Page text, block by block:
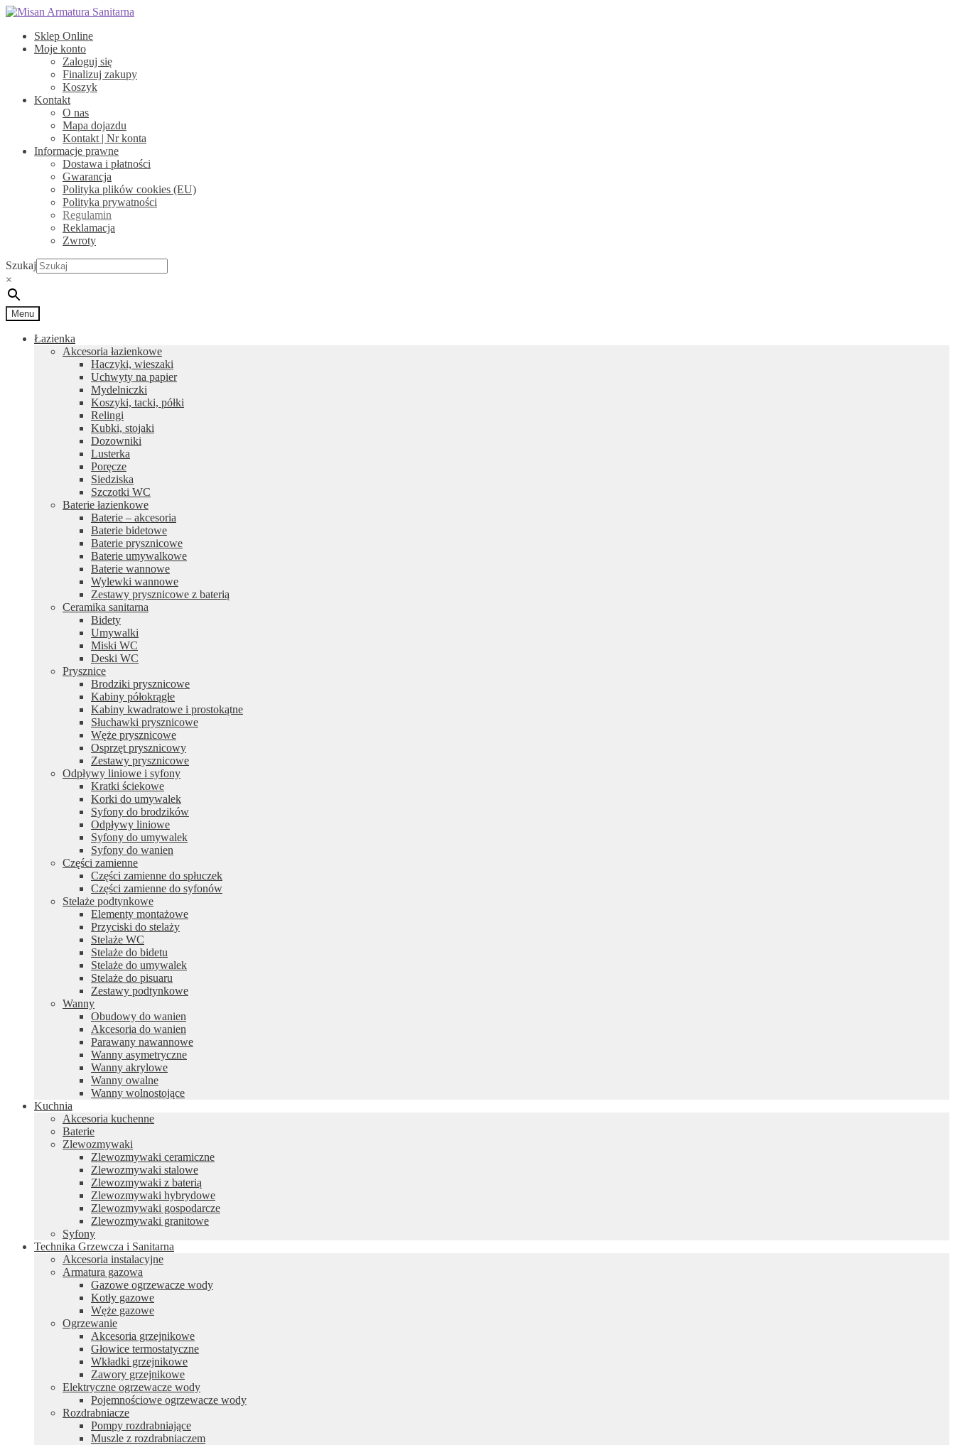
Przejdź
nawigacji
Przejdź
treści
Sklep Online
Moje konto
Zaloguj się
Finalizuj zakupy
Koszyk
Kontakt
O nas
Mapa dojazdu
Kontakt | Nr konta
Informacje prawne
Dostawa i płatności
Gwarancja
Polityka plików cookies (EU)
Polityka prywatności
Regulamin
Reklamacja
Zwroty
Szukaj
×
Menu
Łazienka
Akcesoria łazienkowe
Haczyki, wieszaki
Uchwyty na papier
Mydelniczki
Koszyki, tacki, półki
Relingi
Kubki, stojaki
Dozowniki
Lusterka
Poręcze
Siedziska
Szczotki WC
Baterie łazienkowe
Baterie – akcesoria
Baterie bidetowe
Baterie prysznicowe
Baterie umywalkowe
Baterie wannowe
Wylewki wannowe
Zestawy prysznicowe z baterią
Ceramika sanitarna
Bidety
Umywalki
Miski WC
Deski WC
Prysznice
Brodziki prysznicowe
Kabiny półokrągłe
Kabiny kwadratowe i prostokątne
Słuchawki prysznicowe
Węże prysznicowe
Osprzęt prysznicowy
Zestawy prysznicowe
Odpływy liniowe i syfony
Kratki ściekowe
Korki do umywalek
Syfony do brodzików
Odpływy liniowe
Syfony do umywalek
Syfony do wanien
Części zamienne
Części zamienne do spłuczek
Części zamienne do syfonów
Stelaże podtynkowe
Elementy montażowe
Przyciski do stelaży
Stelaże WC
Stelaże do bidetu
Stelaże do umywalek
Stelaże do pisuaru
Zestawy podtynkowe
Wanny
Obudowy do wanien
Akcesoria do wanien
Parawany nawannowe
Wanny asymetryczne
Wanny akrylowe
Wanny owalne
Wanny wolnostojące
Kuchnia
Akcesoria kuchenne
Baterie
Zlewozmywaki
Zlewozmywaki ceramiczne
Zlewozmywaki stalowe
Zlewozmywaki z baterią
Zlewozmywaki hybrydowe
Zlewozmywaki gospodarcze
Zlewozmywaki granitowe
Syfony
Technika Grzewcza i Sanitarna
Akcesoria instalacyjne
Armatura gazowa
Gazowe ogrzewacze wody
Kotły gazowe
Węże gazowe
Ogrzewanie
Akcesoria grzejnikowe
Głowice termostatyczne
Wkładki grzejnikowe
Zawory grzejnikowe
Elektryczne ogrzewacze wody
Pojemnościowe ogrzewacze wody
Rozdrabniacze
Pompy rozdrabniające
Muszle z rozdrabniaczem